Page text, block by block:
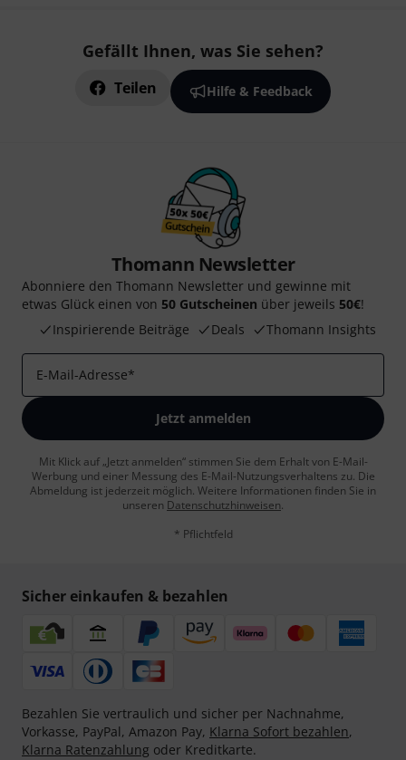
Gefällt Ihnen, was Sie sehen?
Teilen Hilfe & Feedback
Thomann Newsletter
Abonniere den Thomann Newsletter und gewinne mit
etwas Glück einen von 50 Gutscheinen über jeweils 50€!
Inspirierende Beiträge
Deals Thomann Insights
E-Mail-Adresse*
Jetzt anmelden
Mit Klick auf „Jetzt anmelden“ stimmen Sie dem Erhalt von E-Mail-
Werbung und einer Messung des E-Mail-Nutzungsverhaltens zu. Die
Abmeldung ist jederzeit möglich. Weitere Informationen finden Sie in
unseren Datenschutzhinweisen.
* Pflichtfeld
Sicher einkaufen & bezahlen
Bezahlen Sie vertraulich und sicher per Nachnahme,
Vorkasse, PayPal, Amazon Pay, Klarna Sofort bezahlen,
Klarna Ratenzahlung oder Kreditkarte.